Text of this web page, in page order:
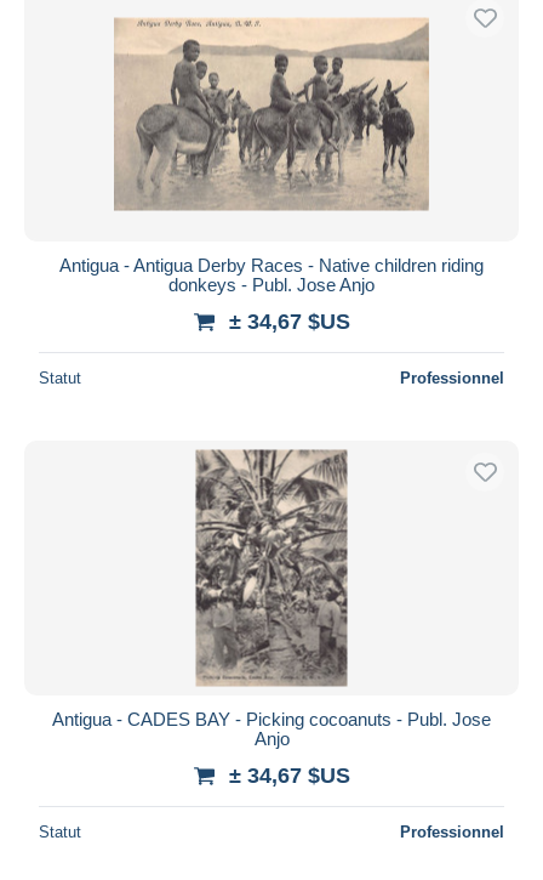
Antigua - Antigua Derby Races - Native children riding
donkeys - Publ. Jose Anjo
± 34,67 $US
Statut Professionnel
Antigua - CADES BAY - Picking cocoanuts - Publ. Jose
Anjo
± 34,67 $US
Statut Professionnel